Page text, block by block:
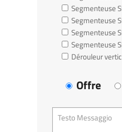
Segmenteuse
Segmenteuse
Segmenteuse
Segmenteuse
Dérouleur
Offre